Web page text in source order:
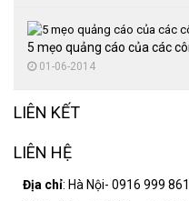
5 mẹo quảng cáo của các
01-06-2014
LIÊN KẾT
LIÊN HỆ
Địa chỉ: Hà Nội- 0916 999 861